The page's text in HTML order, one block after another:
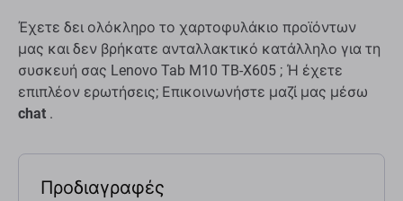
Έχετε δει ολόκληρο το χαρτοφυλάκιο προϊόντων
μας και δεν βρήκατε ανταλλακτικό κατάλληλο για τη
συσκευή σας Lenovo Tab M10 TB-X605 ; Ή έχετε
επιπλέον ερωτήσεις; Επικοινωνήστε μαζί μας μέσω
chat .
Προδιαγραφές